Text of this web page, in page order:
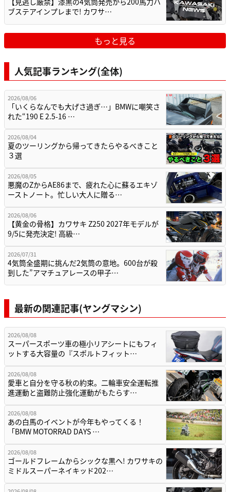
ブステアインプレまで! カワサ…
もっと見る
人気記事ランキング(全体)
2026/08/06
「いくらなんでも大げさ過ぎ…」BMWに嘲笑さ
れた“190 E 2.5-16 …
2026/08/04
夏のツーリングから帰ってきたらやるべきこと
３選
2026/08/05
悪魔のZからAE86まで、疲れた心に蘇るエキゾ
ーストノート。忙しい大人に贈る…
2026/08/06
【黄金の骨格】カワサキ Z250 2027年モデルが
9/5に発売決定! 高級…
2026/07/31
4気筒全盛期に挑んだ2気筒の意地。600台が殺
到した”アマチュアレースの甲子…
最新の関連記事(ヤングマシン)
2026/08/08
スーパースポーツ車の極小リアシートにもフィ
ットする大容量の『スポルトフィット…
2026/08/08
愛車と自分を守る秋の約束。二輪車安全運転推
進運動と盗難防止強化運動がもたらす…
2026/08/08
あの白馬のイベントが今年もやってくる！
「BMW MOTORRAD DAYS …
2026/08/08
ゴールドフレームからシックな黒へ! カワサキの
ミドルスーパーネイキッド202…